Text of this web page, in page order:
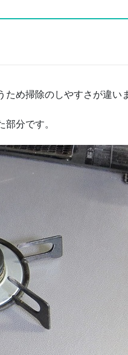
め掃除のしやすさが違い
分です。